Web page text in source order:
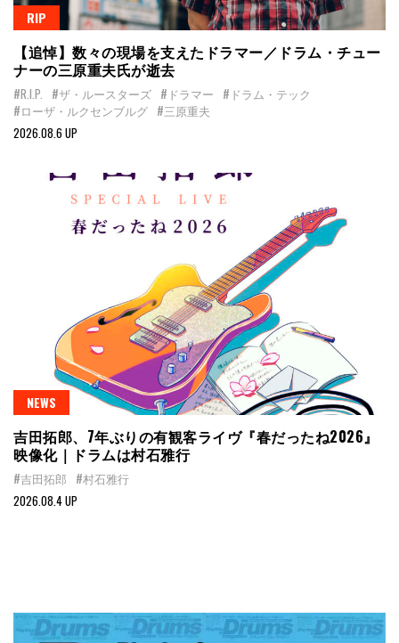
RIP
【追悼】数々の現場を支えたドラマー／ドラム・チュー
ナーの三原重夫氏が逝去
#R.I.P. #ザ・ルースターズ #ドラマー #ドラム・テック
#ローザ・ルクセンブルグ #三原重夫
2026.08.6 UP
NEWS
吉田拓郎、7年ぶりの有観客ライヴ『春だったね2026』
映像化｜ドラムは村石雅行
#吉田拓郎 #村石雅行
2026.08.4 UP